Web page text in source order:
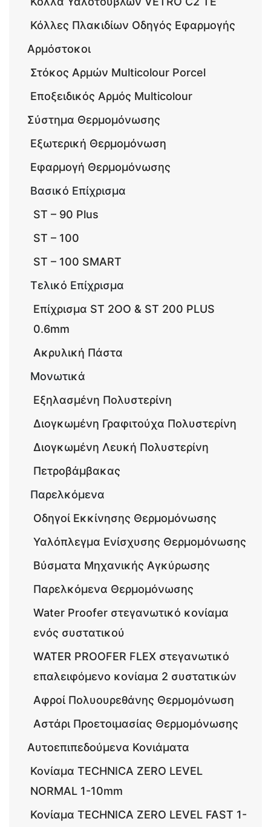
Κόλλες Πλακιδίων Οδηγός Εφαρμογής
Αρμόστοκοι
Στόκος Αρμών Multicolour Porcel
Εποξειδικός Αρμός Multicolour
Σύστημα Θερμομόνωσης
Εξωτερική Θερμομόνωση
Εφαρμογή Θερμομόνωσης
Βασικό Επίχρισμα
ST – 90 Plus
ST – 100
ST – 100 SMART
Τελικό Επίχρισμα
Επίχρισμα ST 2OO & ST 200 PLUS
0.6mm
Ακρυλική Πάστα
Μονωτικά
Εξηλασμένη Πολυστερίνη
Διογκωμένη Γραφιτούχα Πολυστερίνη
Διογκωμένη Λευκή Πολυστερίνη
Πετροβάμβακας
Παρελκόμενα
Οδηγοί Εκκίνησης Θερμομόνωσης
Υαλόπλεγμα Ενίσχυσης Θερμομόνωσης
Βύσματα Μηχανικής Αγκύρωσης
Παρελκόμενα Θερμομόνωσης
Water Proofer στεγανωτικό κονίαμα
ενός συστατικού
WATER PROOFER FLEX στεγανωτικό
επαλειφόμενο κονίαμα 2 συστατικών
Αφροί Πολυουρεθάνης Θερμομόνωση
Αστάρι Προετοιμασίας Θερμομόνωσης
Αυτοεπιπεδούμενα Κονιάματα
Κονίαμα TECHNICA ZERO LEVEL
NORMAL 1-10mm
Κονίαμα TECHNICA ZERO LEVEL FAST 1-